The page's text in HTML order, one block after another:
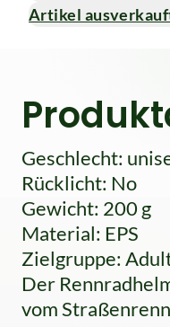
Artikel
Geschlecht:
Rücklicht: No
Gewicht: 200 g
Material: EPS
Zielgruppe:
Der
vom